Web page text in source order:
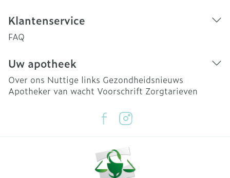
Klantenservice
FAQ
Uw apotheek
Over ons Nuttige links Gezondheidsnieuws
Apotheker van wacht Voorschrift Zorgtarieven